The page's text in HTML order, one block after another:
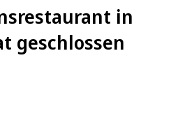
in
geschlossen